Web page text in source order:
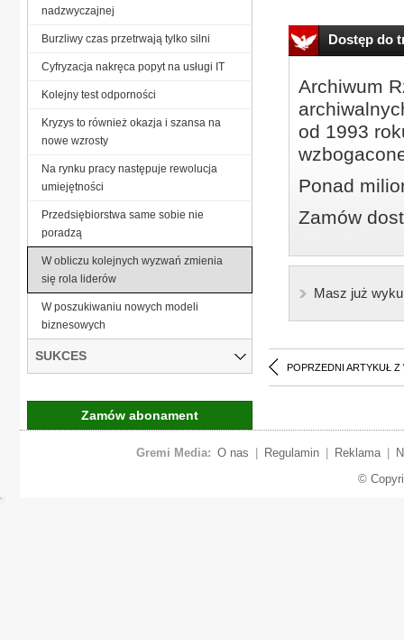
Dostęp do
Archiwum
od 1993
Ponad
Zamów
Masz już
POPRZEDNI ARTYKUŁ Z
nadzwyczajnej
Burzliwy czas przetrwają tylko silni
Cyfryzacja nakręca popyt na usługi IT
Kolejny test odporności
Kryzys to również okazja i szansa na
nowe wzrosty
Na rynku pracy następuje rewolucja
umiejętności
Przedsiębiorstwa same sobie nie
poradzą
W obliczu kolejnych wyzwań zmienia
się rola liderów
W poszukiwaniu nowych modeli
biznesowych
SUKCES
Zamów abonament
Gremi Media: O nas Regulamin Reklama
©